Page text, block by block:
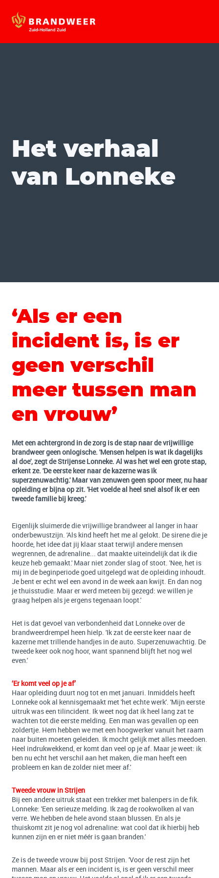
Het verhaal
van Lonneke
‘Als er een
incident is, is er
geen verschil
meer tussen man
en vrouw’
Met een achtergrond in de zorg is de stap naar de vrijwillige
brandweer geen onlogische. 'Mensen helpen is wat ik dagelijks
al doe', zegt de Strijense Lonneke. Al was het wel een grote stap,
erkent ze. 'De eerste keer naar de kazerne was ik
superzenuwachtig.' Maar van zenuwen geen spoor meer, nu haar
opleiding er bijna op zit. 'Het voelde al heel snel alsof ik er een
tweede familie bij kreeg.'
Eigenlijk sluimerde die vrijwillige brandweer al langer in haar
onderbewustzijn. 'Als kind heeft het me al gelokt. De sirene die je
hoorde, het idee dat jij klaar staat terwijl andere mensen
wegrennen, de adrenaline... dat maakte uiteindelijk dat ik die
keuze heb gemaakt.' Maar niet zonder slag of stoot. 'Nee, het is
mij in de beginperiode goed uitgelegd wat de opleiding inhoudt.
Je bent er echt wel een avond in de week aan kwijt. En dan nog
je thuisstudie. Maar er werd meteen bij gezegd: we willen je
graag helpen als je ergens tegenaan loopt.'
Het is dat gevoel van verbondenheid dat Lonneke over de
brandweerdrempel heen hielp. 'Ik zat de eerste keer naar de
kazerne met trillende handjes in de auto. Superzenuwachtig. De
tweede keer ook nog hoor, want spannend blijft het nog wel
even.'
‘Er komt veel op je af’
Haar opleiding duurt nog tot en met januari. Inmiddels heeft
Lonneke ook al kennisgemaakt met 'het echte werk'. 'Mijn eerste
uitruk was een tilincident. Ik weet nog dat ik heel lang zat te
wachten tot die eerste melding. Een man was gevallen op een
zoldertje. Hem hebben we met een hoogwerker vanuit het raam
naar buiten moeten geleiden. Ik mocht gelijk met alles meedoen.
Heel indrukwekkend, er komt dan veel op je af. Maar je weet: ik
ben nu echt het verschil aan het maken, die man heeft een
probleem en kan de zolder niet meer af.'
Tweede vrouw in Strijen
Bij een andere uitruk staat een trekker met balenpers in de fik.
Lonneke: 'Een serieuze melding. Ik zag de rookwolken al van
verre. We hebben de hele avond staan blussen. En als je
thuiskomt zit je nog vol adrenaline: wat cool dat ik hierbij heb
kunnen zijn en er niet méér is gaan branden.'
Ze is de tweede vrouw bij post Strijen. 'Voor de rest zijn het
mannen. Maar als er een incident is, is er geen verschil meer